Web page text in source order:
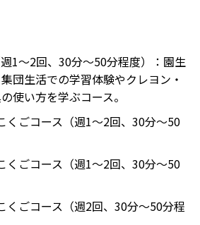
1～2回、30分～50分程度）：園生
団生活での学習体験やクレヨン・
使い方を学ぶコース。
くごコース（週1～2回、30分～50
くごコース（週1～2回、30分～50
くごコース（週2回、30分～50分程